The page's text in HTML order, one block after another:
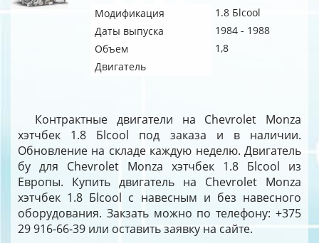
Модификация
1.8 Бlcool
Даты выпуска
1984 - 1988
Объем
1,8
Двигатель
Контрактные двигатели на Chevrolet Monza
хэтчбек 1.8 Бlcool под заказа и в наличии.
Обновление на складе каждую неделю. Двигатель
бу для Chevrolet Monza хэтчбек 1.8 Бlcool из
Европы. Купить двигатель на Chevrolet Monza
хэтчбек 1.8 Бlcool с навесным и без навесного
оборудования. Закзать можно по телефону: +375
29 916-66-39 или оставить заявку на сайте.